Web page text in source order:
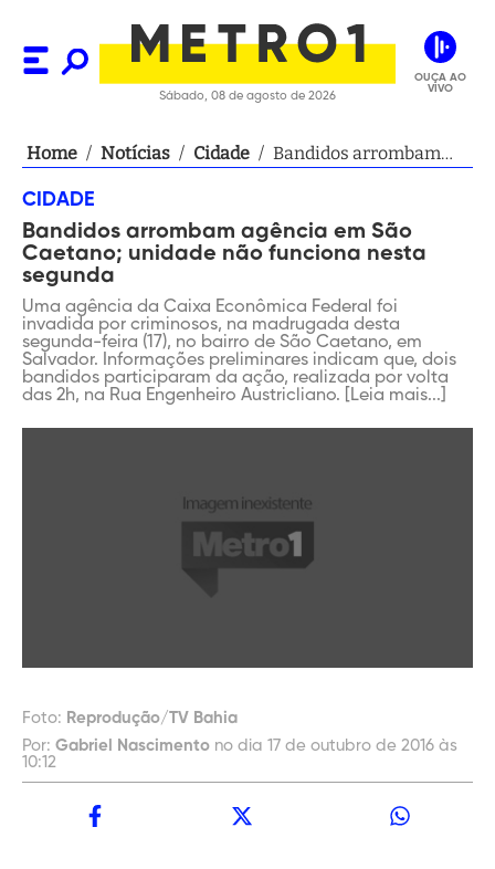
Sábado, 08 de agosto de 2026
OUÇA AO
VIVO
Home / Notícias / Cidade / Bandidos arrombam
funciona nesta
segunda
CIDADE
Bandidos arrombam agência em São
Caetano; unidade não funciona nesta
segunda
Uma agência da Caixa Econômica Federal foi
invadida por criminosos, na madrugada desta
segunda-feira (17), no bairro de São Caetano, em
Salvador. Informações preliminares indicam que, dois
bandidos participaram da ação, realizada por volta
das 2h, na Rua Engenheiro Austricliano. [Leia mais...]
Foto: Reprodução/TV Bahia
Por: Gabriel Nascimento no dia 17 de outubro de 2016 às
10:12